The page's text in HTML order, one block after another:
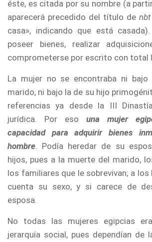
éste, es citada por su nombre (a
aparecerá precedido del título de
casa», indicando que está
poseer bienes, realizar
comprometerse por escrito con total
La mujer no se encontraba ni
marido, ni bajo la de su hijo
referencias ya desde la III
jurídica. Por eso una mujer
capacidad para adquirir bienes
hombre . Podía heredar de su
hijos, pues a la muerte del marido,
los familiares que le sobrevivan; a
cuenta su sexo, y si carece de
esposa.
No todas las mujeres egipcias
jerarquía social, pues dependían de